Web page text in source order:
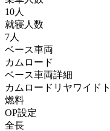
10人
就寝人数
7人
ベース車両
カムロード
ベース車両詳細
カムロードリヤワイド
燃料
OP設定
全長